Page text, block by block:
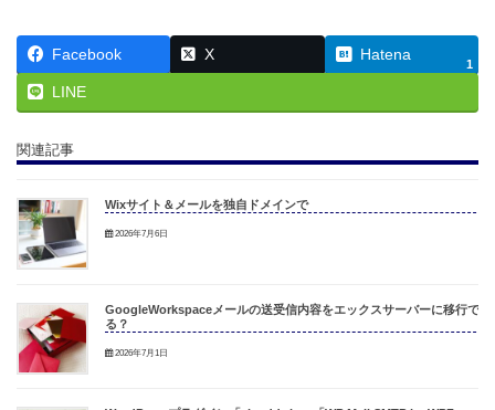
Facebook X Hatena
1
LINE
関連記事
Wixサイト＆メールを独自ドメインで
2026年7月6日
GoogleWorkspaceメールの送受信内容をエックスサーバーに移行でき
る？
2026年7月1日